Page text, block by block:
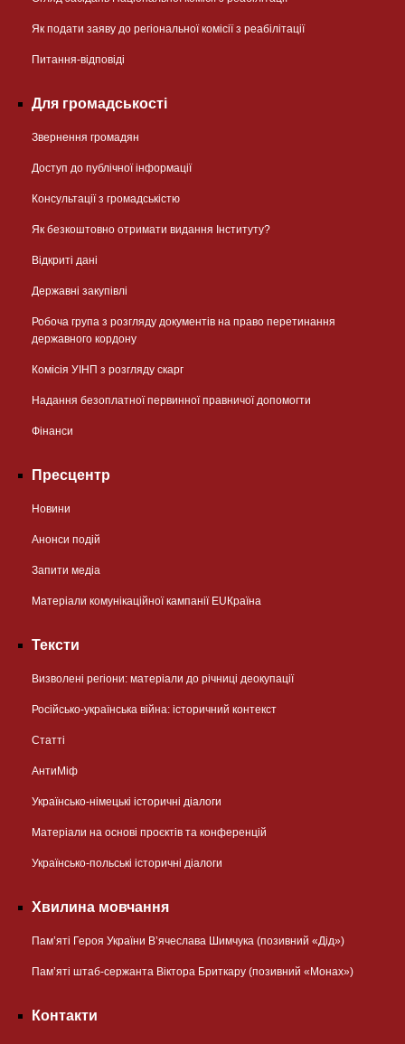
Як подати заяву до регіональної комісії з реабілітації
Питання-відповіді
Для громадськості
Звернення громадян
Доступ до публічної інформації
Консультації з громадськістю
Як безкоштовно отримати видання Інституту?
Відкриті дані
Державні закупівлі
Робоча група з розгляду документів на право перетинання
державного кордону
Комісія УІНП з розгляду скарг
Надання безоплатної первинної правничої допомогти
Фінанси
Пресцентр
Новини
Анонси подій
Запити медіа
Матеріали комунікаційної кампанії EUКраїна
Тексти
Визволені регіони: матеріали до річниці деокупації
Російсько-українська війна: історичний контекст
Статті
АнтиМіф
Українсько-німецькі історичні діалоги
Матеріали на основі проєктів та конференцій
Українсько-польські історичні діалоги
Хвилина мовчання
Пам’яті Героя України В’ячеслава Шимчука (позивний «Дід»)
Пам’яті штаб-сержанта Віктора Бриткару (позивний «Монах»)
Контакти